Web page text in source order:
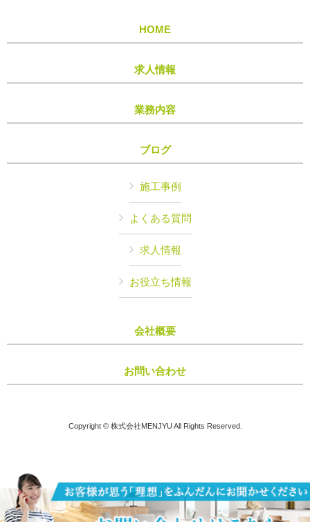
HOME
求人情報
業務内容
ブログ
施工事例
よくある質問
求人情報
お役立ち情報
会社概要
お問い合わせ
Copyright © 株式会社MENJYU All Rights Reserved.